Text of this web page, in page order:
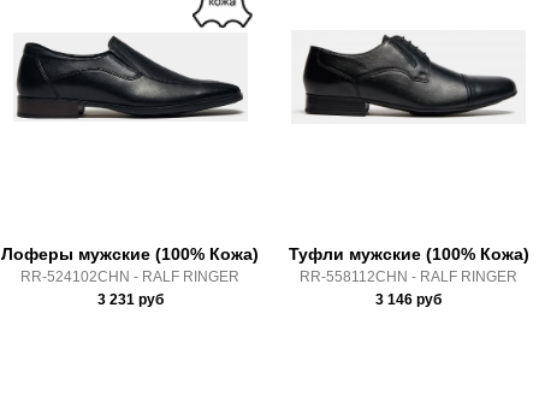
без каблука
Полнота:10 (На широкую ногу)
Срок отгрузки:5-8 рабочих дней
Доставка по России всеми транспортными ТК, а также с
Почтой Росии и СДЭК.
Лоферы мужские (100% Кожа)
RR-524102CHN - RALF RINGER
3 231 руб
Туфли мужские (100% Кожа)
RR-558112CHN - RALF RINGER
3 146 руб